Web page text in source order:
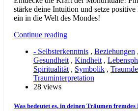
stärke deine Intuition und setze
ein in die Welt des Mondes!
Continue reading
- Selbsterkenntnis , Beziehungen ,
Gesundheit , Kindheit ,
Spiritualität , Symbolik ,
Trauminterpretation
28 views
Was bedeutet es, in deinen Träumen